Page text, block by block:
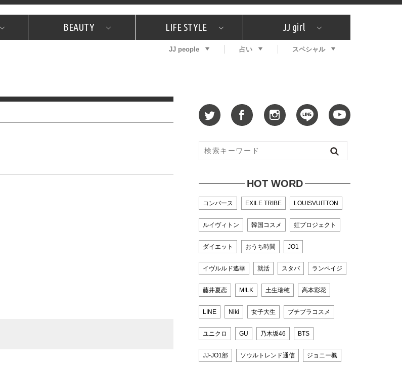
JJスタッフの"それどこの"？ プチプラ プレゼント
BEAUTY
コスメ全部試してみた What's NEW？ 特集
LIFE STYLE
JJグルメガイド エンタメ プレゼント
恋愛
JJ girl
特集 おしゃラン！
JJ people 占い スペシャル
HOT WORD
コンバース EXILE TRIBE LOUISVUITTON
ルイヴィトン 韓国コスメ 虹プロジェクト
ダイエット おうち時間 JO1
イヴルルド遙華 就活 スタバ ランペイジ
藤井夏恋 M!LK 土生瑞穂 高本彩花
LINE Niki 女子大生 プチプラコスメ
ユニクロ GU 乃木坂46 BTS
JJ-JO1部 ソウルトレンド通信 ジョニー楓